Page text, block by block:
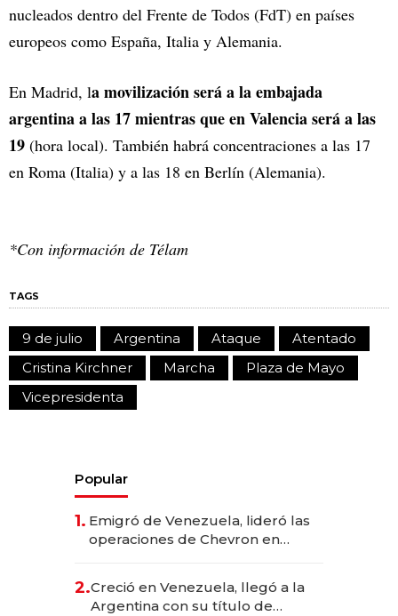
nucleados dentro del Frente de Todos (FdT) en países
europeos como España, Italia y Alemania.
En Madrid, la movilización será a la embajada
argentina a las 17 mientras que en Valencia será a las
19 (hora local). También habrá concentraciones a las 17
en Roma (Italia) y a las 18 en Berlín (Alemania).
*Con información de Télam
TAGS
9 de julio Argentina Ataque
Atentado
Cristina Kirchner
Marcha
Plaza de Mayo
Vicepresidenta
Popular
1. Emigró de Venezuela, lideró las
operaciones de Chevron en
2.Creció en Venezuela, llegó a la
Argentina con su título de